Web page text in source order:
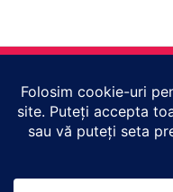
drepturile rezervate.